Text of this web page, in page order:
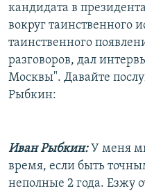
кандидата в
вокруг таинственного
таинственного
разговоров, дал
Москвы". Давайте
Рыбкин:
Иван Рыбкин:У меня
время, если быть
неполные 2 года. Езжу